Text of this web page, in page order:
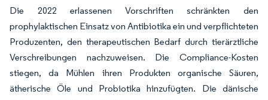
Die 2022 erlassenen Vorschriften schränkten den
prophylaktischen Einsatz von Antibiotika ein und verpflichteten
Produzenten, den therapeutischen Bedarf durch tierärztliche
Verschreibungen nachzuweisen. Die Compliance-Kosten
stiegen, da Mühlen ihren Produkten organische Säuren,
ätherische Öle und Probiotika hinzufügten. Die dänische